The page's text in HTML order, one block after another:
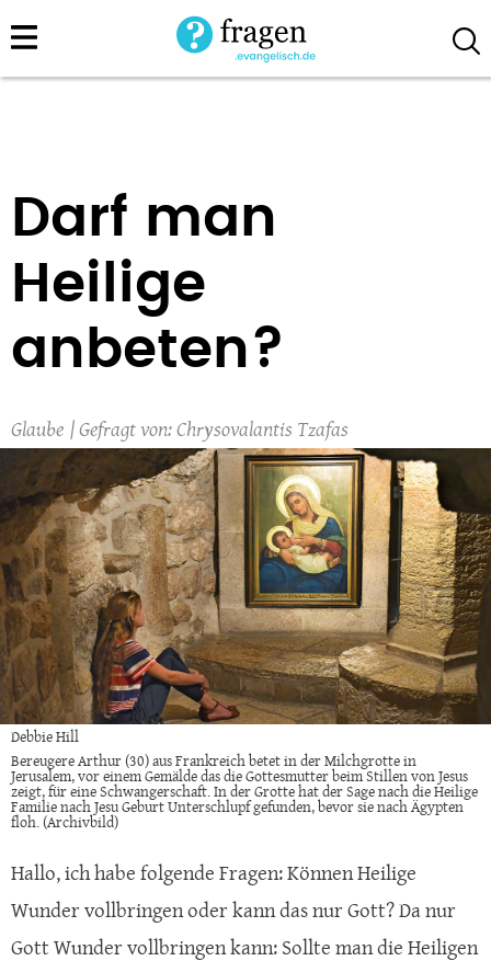
Direkt
zum
Darf man
Heilige
anbeten?
Glaube Chrysovalantis Tzafas
Debbie Hill
Bereugere Arthur (30) aus Frankreich betet in der Milchgrotte in
Jerusalem, vor einem Gemälde das die Gottesmutter beim Stillen von Jesus
zeigt, für eine Schwangerschaft. In der Grotte hat der Sage nach die Heilige
Familie nach Jesu Geburt Unterschlupf gefunden, bevor sie nach Ägypten
floh. (Archivbild)
Hallo, ich habe folgende Fragen: Können Heilige
Wunder vollbringen oder kann das nur Gott? Da nur
Gott Wunder vollbringen kann: Sollte man die Heiligen